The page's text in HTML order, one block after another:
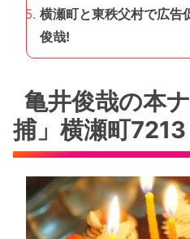
横瀬町と東秩父村で広告
俊哉!
亀井俊哉の本
捕」横瀬町7213